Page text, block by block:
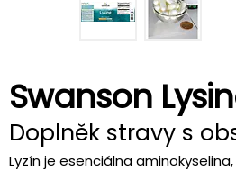
Swanson
Doplněk stravy s
Lyzín je esenciálna